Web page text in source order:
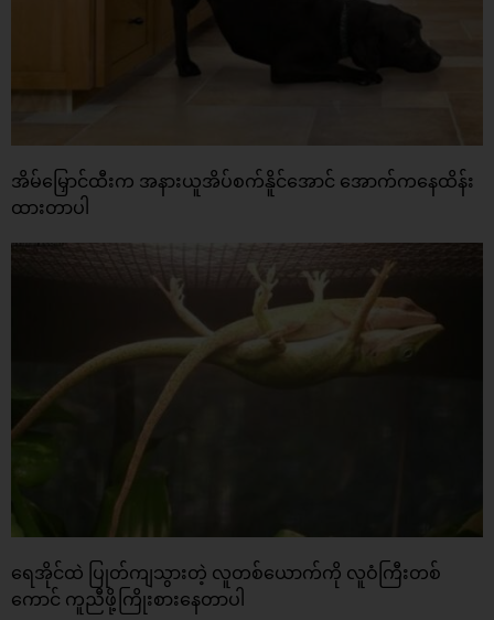
အိမ်မြှောင်ထီးက အနားယူအိပ်စက်နိူင်အောင် အောက်ကနေထိန်း
ထားတာပါ
ရေအိုင်ထဲ ပြုတ်ကျသွားတဲ့ လူတစ်ယောက်ကို လူဝံကြီးတစ်
ကောင် ကူညီဖို့ကြိုးစားနေတာပါ